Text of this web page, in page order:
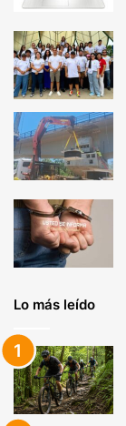
Lo más leído